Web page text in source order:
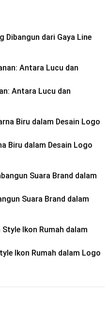
Dibangun dari Gaya Line
Antara Lucu dan
Biru dalam Desain Logo
Suara Brand dalam
Ikon Rumah dalam Logo